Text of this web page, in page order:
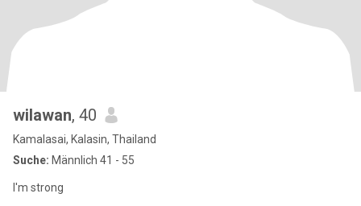
wilawan, 40
Kamalasai, Kalasin, Thailand
Suche: Männlich 41 - 55
I'm strong